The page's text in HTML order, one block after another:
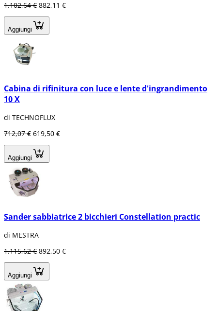
1.102,64 € 882,11 €
Aggiungi
Cabina di rifinitura con luce e lente d'ingrandimento
10 X
di TECHNOFLUX
712,07 € 619,50 €
Aggiungi
Sander sabbiatrice 2 bicchieri Constellation practic
di MESTRA
1.115,62 € 892,50 €
Aggiungi